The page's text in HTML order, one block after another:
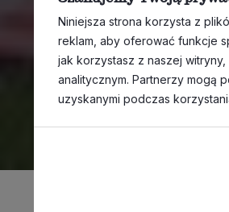
Niniejsza strona korzysta z
reklam, aby oferować funkcje
jak korzystasz z naszej
analitycznym. Partnerzy mogą
uzyskanymi podczas